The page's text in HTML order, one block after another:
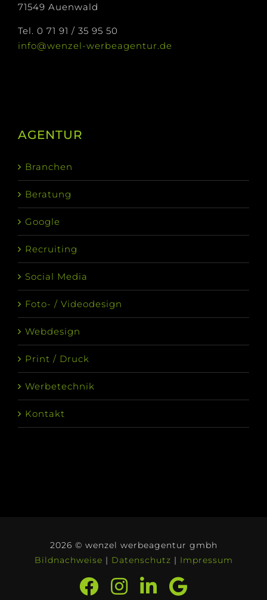
71549 Auenwald
Tel. 0 71 91 / 35 95 50
info@wenzel-werbeagentur.de
AGENTUR
Branchen
Beratung
Google
Recruiting
Social Media
Foto- / Videodesign
Webdesign
Print / Druck
Werbetechnik
Kontakt
2026 © wenzel werbeagentur gmbh
Bildnachweise | Datenschutz | Impressum
Facebook
Instagram
LinkedIn